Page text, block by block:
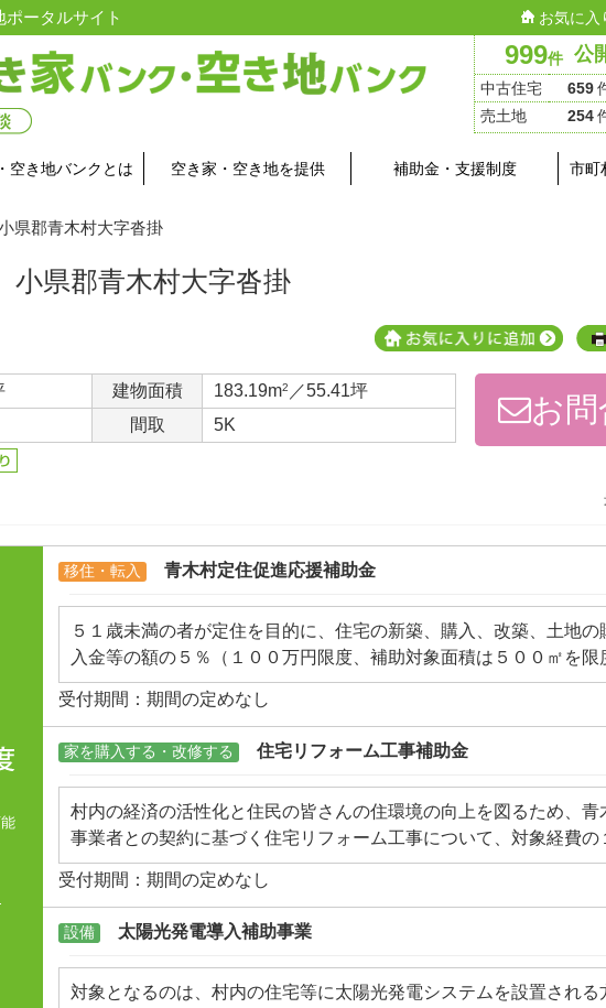
999件 公
中古住宅 659
売土地
254
ータルサイト お気に入
空き地バンクとは 空き家・空き地を提供 補助金・支援制度 市町
県郡青木村大字沓掛
小県郡青木村大字沓掛
建物面積 183.19m2 ／55.41坪
間取
5K お
移住・転入 青木村定住促進応援補助金
５１歳未満の者が定住を目的に、住宅の新築、購入、改築、土地の
入金等の額の５％（１００万円限度、補助対象面積は５００㎡を限
する事業です。
受付期間：期間の定めなし
家を購入する・改修する 住宅リフォーム工事補助金
村内の経済の活性化と住民の皆さんの住環境の向上を図るため、青
事業者との契約に基づく住宅リフォーム工事について、対象経費の
内、上限２０万円まで補助金を交付しています。対象・対象外の工
記のとおりです。
リアフリーや耐震改修工事など（他の補助制度により、対象外とな
す）
＊対象外工事：車庫や物置、事務所の工事、工事を伴わない設備機
受付期間：期間の定めなし
設備 太陽光発電導入補助事業
対象となるのは、村内の住宅等に太陽光発電システムを設置される